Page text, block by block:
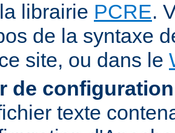
librairie PCRE.
de la syntaxe
site, ou dans le
de
texte